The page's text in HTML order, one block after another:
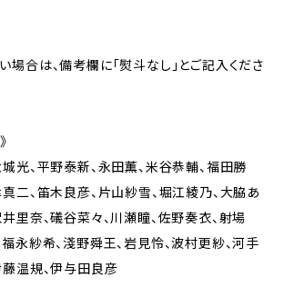
場合は、備考欄に「熨斗なし」とご記入くださ
光、平野泰新、永田薫、米谷恭輔、福田勝
二、笛木良彦、片山紗雪、堀江綾乃、大脇あ
里奈、礒谷菜々、川瀬瞳、佐野奏衣、射場
永紗希、淺野舜王、岩見怜、波村更紗、河手
藤温規、伊与田良彦